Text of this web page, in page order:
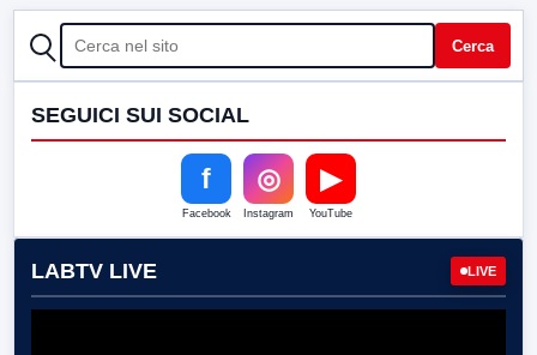
CERCA Cerca
SEGUICI SUI SOCIAL
f
Facebook
◎
Instagram
▶
YouTube
LABTV LIVE LIVE